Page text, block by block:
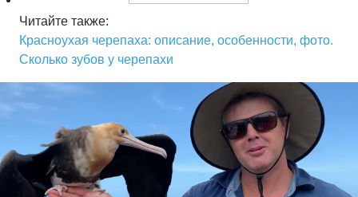
Читайте также:
Красноухая черепаха: описание, особенности, фото.
Сколько зубов у черепахи